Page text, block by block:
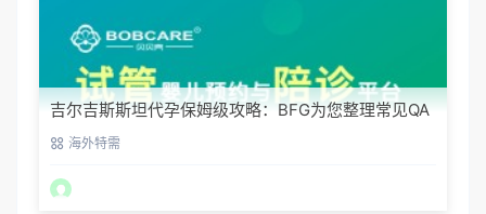
吉尔吉斯斯坦代孕保姆级攻略：BFG为您整理常见QA
海外特需